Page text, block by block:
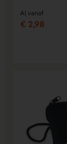
Al vanaf
€ 2,98